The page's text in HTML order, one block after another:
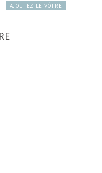
AJOUTEZ LE VÔTRE